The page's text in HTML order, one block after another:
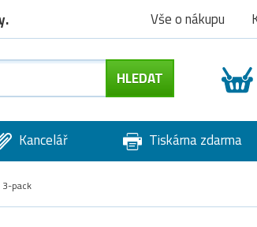
Vše o nákupu
Kancelář Tiskárna zdarma
3-pack